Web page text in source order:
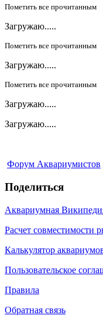
Пометить все прочитанным
Загружаю.....
Пометить все прочитанным
Загружаю.....
Пометить все прочитанным
Загружаю.....
Загружаю.....
Форум Аквариумистов
Поделиться
Аквариумная
Расчет совместимости
Калькулятор
Пользовательское
Правила
Обратная связь